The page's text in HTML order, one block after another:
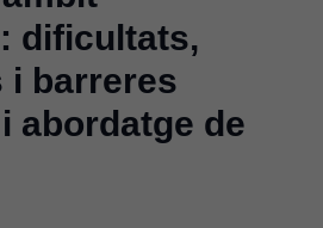
dificultats,
i barreres
abordatge de